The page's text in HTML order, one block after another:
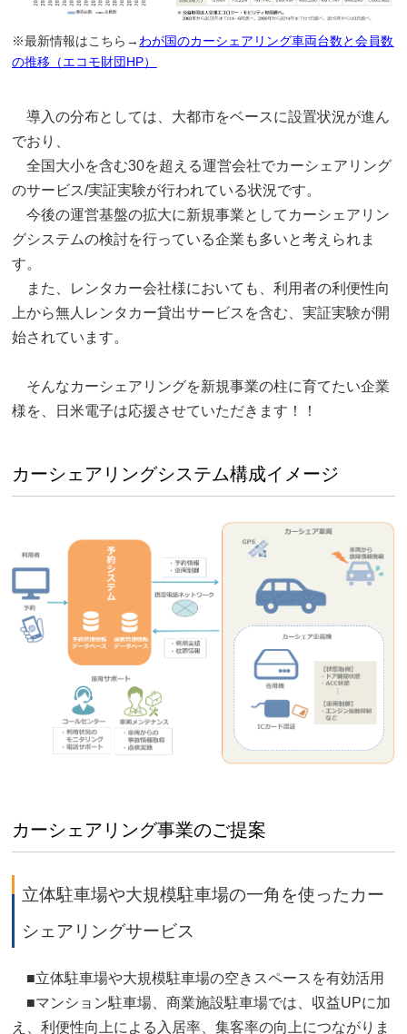
※最新情報はこちら→わが国のカーシェアリング車両台数と会員数
の推移（エコモ財団HP）
導入の分布としては、大都市をベースに設置状況が進ん
でおり、
全国大小を含む30を超える運営会社でカーシェアリング
のサービス/実証実験が行われている状況です。
今後の運営基盤の拡大に新規事業としてカーシェアリン
グシステムの検討を行っている企業も多いと考えられま
す。
また、レンタカー会社様においても、利用者の利便性向
上から無人レンタカー貸出サービスを含む、実証実験が開
始されています。
そんなカーシェアリングを新規事業の柱に育てたい企業
様を、日米電子は応援させていただきます！！
カーシェアリングシステム構成イメージ
カーシェアリング事業のご提案
立体駐車場や大規模駐車場の一角を使ったカー
シェアリングサービス
■立体駐車場や大規模駐車場の空きスペースを有効活用
■マンション駐車場、商業施設駐車場では、収益UPに加
え、利便性向上による入居率、集客率の向上につながりま